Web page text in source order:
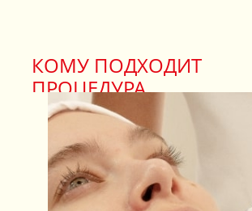
КОМУ ПОДХОДИТ
ПРОЦЕДУРА
ЗАПИСАТЬСЯ НА